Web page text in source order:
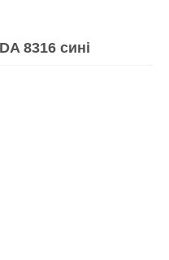
8316 сині